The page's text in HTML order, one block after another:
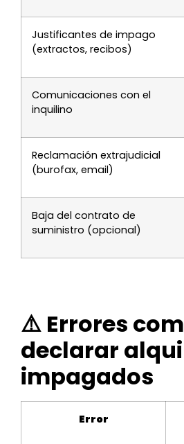
Justificantes de impago
(extractos, recibos)
Comunicaciones con el
inquilino
Reclamación extrajudicial
(burofax, email)
Baja del contrato de
suministro (opcional)
⚠️ Errores
declarar
impagados
Error